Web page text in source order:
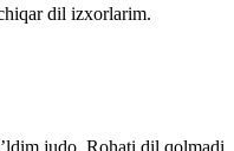
dil izxorlarim.